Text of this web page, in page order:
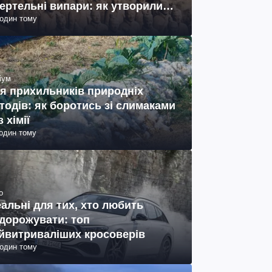
випари: як утворились
тому
прихильників природніх
як боротись зі слимаками
хімії
тому
для тих, хто любить
топ
кросоверів
тому